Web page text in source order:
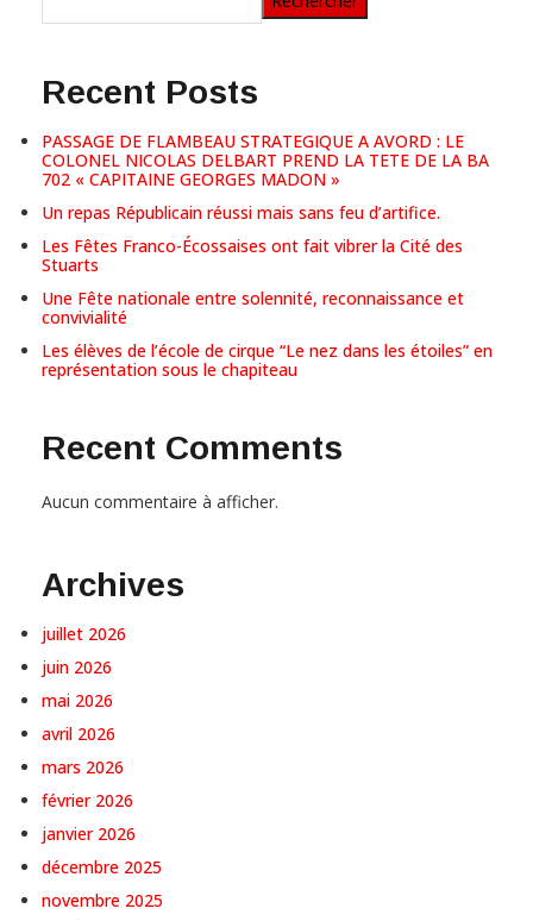
Recent Posts
PASSAGE DE FLAMBEAU STRATEGIQUE A AVORD : LE
COLONEL NICOLAS DELBART PREND LA TETE DE LA BA
702 « CAPITAINE GEORGES MADON »
Un repas Républicain réussi mais sans feu d’artifice.
Les Fêtes Franco-Écossaises ont fait vibrer la Cité des
Stuarts
Une Fête nationale entre solennité, reconnaissance et
convivialité
Les élèves de l’école de cirque “Le nez dans les étoiles” en
représentation sous le chapiteau
Recent Comments
Aucun commentaire à afficher.
Archives
juillet 2026
juin 2026
mai 2026
avril 2026
mars 2026
février 2026
janvier 2026
décembre 2025
novembre 2025